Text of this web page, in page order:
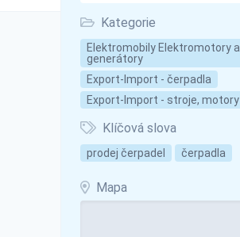
Kategorie
Elektromobily Elektromotory a
generátory
Export-Import - čerpadla
Export-Import - stroje, motory
Klíčová slova
prodej čerpadel čerpadla
Mapa